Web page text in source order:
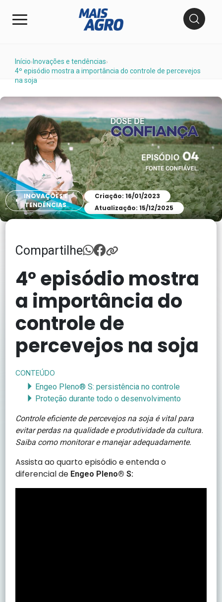
Início› Inovações e tendências›
4º episódio mostra a importância do controle de percevejos
na soja
INOVAÇÕES E
TENDÊNCIAS
Criação: 16/01/2023
Atualização: 15/12/2025
Compartilhe
4º episódio mostra
a importância do
controle de
percevejos na soja
CONTEÚDO
Engeo Pleno® S: persistência no controle
Proteção durante todo o desenvolvimento
Controle eficiente de percevejos na soja é vital para
evitar perdas na qualidade e produtividade da cultura.
Saiba como monitorar e manejar adequadamente.
Assista ao quarto episódio e entenda o
diferencial de Engeo Pleno® S: